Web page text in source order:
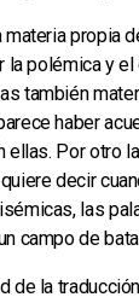
materia propia
la polémica y
también
haber
ellas. Por otro
decir
las
campo de
de la